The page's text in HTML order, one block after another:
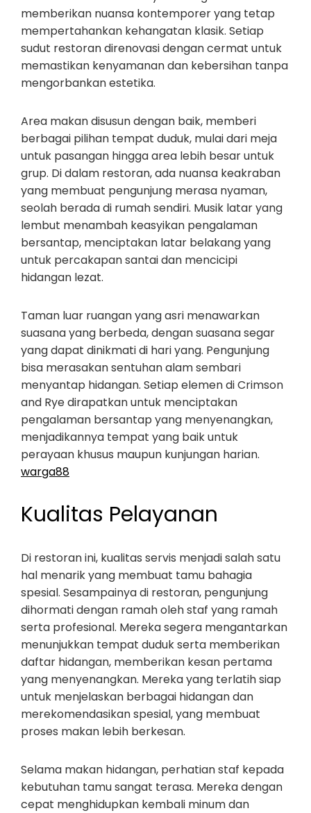
memberikan nuansa kontemporer yang tetap
mempertahankan kehangatan klasik. Setiap
sudut restoran direnovasi dengan cermat untuk
memastikan kenyamanan dan kebersihan tanpa
mengorbankan estetika.
Area makan disusun dengan baik, memberi
berbagai pilihan tempat duduk, mulai dari meja
untuk pasangan hingga area lebih besar untuk
grup. Di dalam restoran, ada nuansa keakraban
yang membuat pengunjung merasa nyaman,
seolah berada di rumah sendiri. Musik latar yang
lembut menambah keasyikan pengalaman
bersantap, menciptakan latar belakang yang
untuk percakapan santai dan mencicipi
hidangan lezat.
Taman luar ruangan yang asri menawarkan
suasana yang berbeda, dengan suasana segar
yang dapat dinikmati di hari yang. Pengunjung
bisa merasakan sentuhan alam sembari
menyantap hidangan. Setiap elemen di Crimson
and Rye dirapatkan untuk menciptakan
pengalaman bersantap yang menyenangkan,
menjadikannya tempat yang baik untuk
perayaan khusus maupun kunjungan harian.
warga88
Kualitas Pelayanan
Di restoran ini, kualitas servis menjadi salah satu
hal menarik yang membuat tamu bahagia
spesial. Sesampainya di restoran, pengunjung
dihormati dengan ramah oleh staf yang ramah
serta profesional. Mereka segera mengantarkan
menunjukkan tempat duduk serta memberikan
daftar hidangan, memberikan kesan pertama
yang menyenangkan. Mereka yang terlatih siap
untuk menjelaskan berbagai hidangan dan
merekomendasikan spesial, yang membuat
proses makan lebih berkesan.
Selama makan hidangan, perhatian staf kepada
kebutuhan tamu sangat terasa. Mereka dengan
cepat menghidupkan kembali minum dan